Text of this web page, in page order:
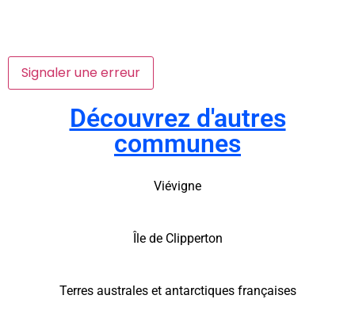
Signaler une erreur
Découvrez d'autres
communes
Viévigne
Île de Clipperton
Terres australes et antarctiques françaises